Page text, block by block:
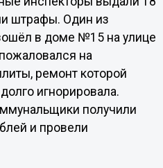
штрафы. Один из
в доме №15 на улице
на
ремонт которой
игнорировала.
получили
и провели